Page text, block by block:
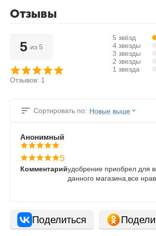
Отзывы
5 из 5
Отзывов: 1
5 звёзд
4 звезды
3 звезды
2 звезды
1 звезда
Сортировать по: Новые выше
Анонимный
5
Комментарийудобрение приобрел для
данного магазина,все
Поделиться